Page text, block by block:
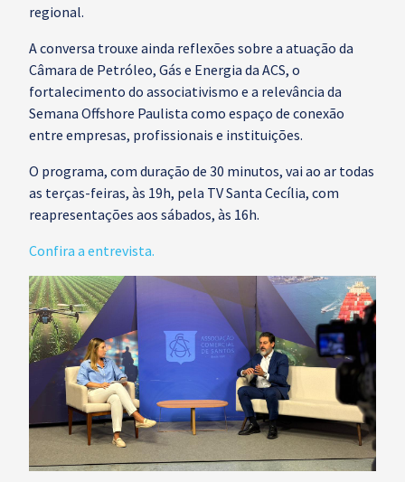
regional.
A conversa trouxe ainda reflexões sobre a atuação da
Câmara de Petróleo, Gás e Energia da ACS, o
fortalecimento do associativismo e a relevância da
Semana Offshore Paulista como espaço de conexão
entre empresas, profissionais e instituições.
O programa, com duração de 30 minutos, vai ao ar todas
as terças-feiras, às 19h, pela TV Santa Cecília, com
reapresentações aos sábados, às 16h.
Confira a entrevista.